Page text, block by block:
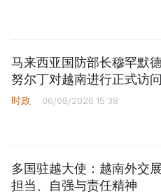
马来西亚国防部长穆罕默德
努尔丁对越南进行正式访问
时政 06/08/2026 15:38
多国驻越大使：越南外交
担当、自强与责任精神